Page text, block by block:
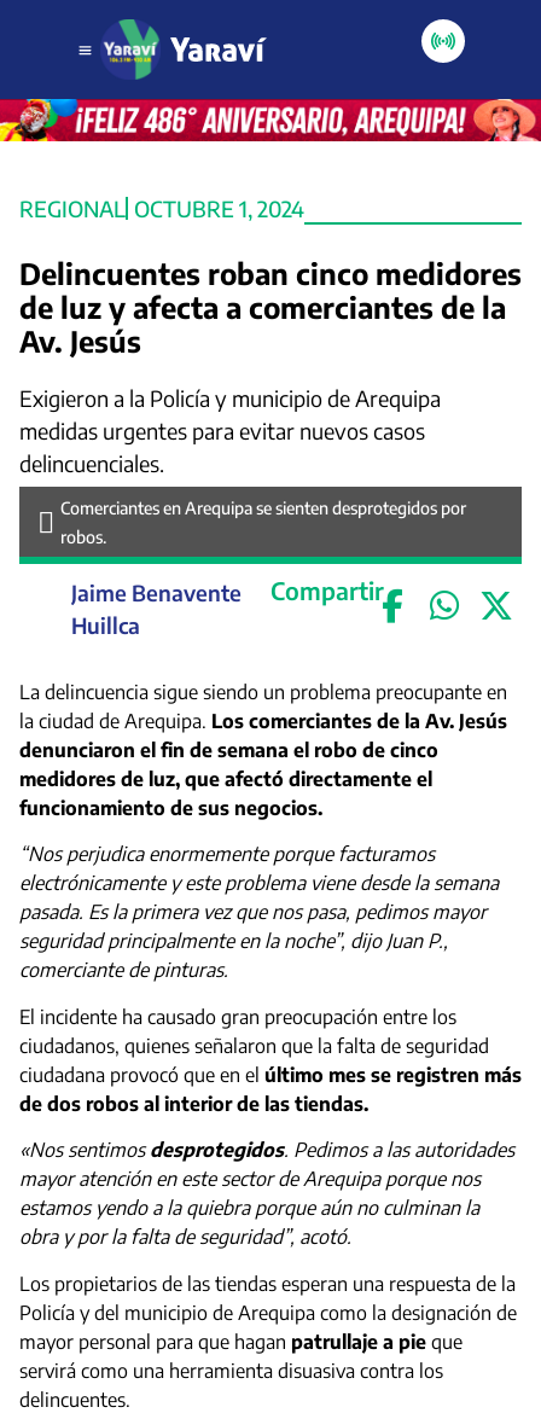
REGIONAL OCTUBRE 1, 2024
Delincuentes roban cinco medidores
de luz y afecta a comerciantes de la
Av. Jesús
Exigieron a la Policía y municipio de Arequipa
medidas urgentes para evitar nuevos casos
delincuenciales.
Comerciantes en Arequipa se sienten desprotegidos por
robos.
Jaime Benavente
Huillca
Compartir
La delincuencia sigue siendo un problema preocupante en
la ciudad de Arequipa. Los comerciantes de la Av. Jesús
denunciaron el fin de semana el robo de cinco
medidores de luz, que afectó directamente el
funcionamiento de sus negocios.
“Nos perjudica enormemente porque facturamos
electrónicamente y este problema viene desde la semana
pasada. Es la primera vez que nos pasa, pedimos mayor
seguridad principalmente en la noche”, dijo Juan P.,
comerciante de pinturas.
El incidente ha causado gran preocupación entre los
ciudadanos, quienes señalaron que la falta de seguridad
ciudadana provocó que en el último mes se registren más
de dos robos al interior de las tiendas.
«Nos sentimosdesprotegidos. Pedimos a las autoridades
mayor atención en este sector de Arequipa porque nos
estamos yendo a la quiebra porque aún no culminan la
obra y por la falta de seguridad”, acotó.
Los propietarios de las tiendas esperan una respuesta de la
Policía y del municipio de Arequipa como la designación de
mayor personal para que hagan patrullaje a pie que
servirá como una herramienta disuasiva contra los
delincuentes.